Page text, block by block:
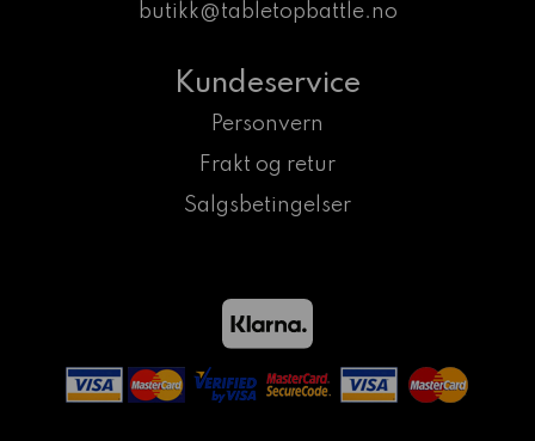
butikk@tabletopbattle.no
Kundeservice
Personvern
Frakt og retur
Salgsbetingelser